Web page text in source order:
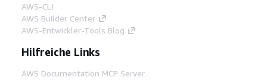
AWS-CLI
AWS Builder Center
AWS-Entwickler-Tools Blog
Hilfreiche Links
AWS Documentation MCP Server